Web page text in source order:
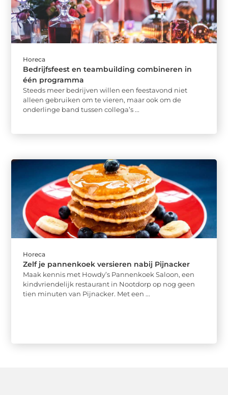
Horeca
Bedrijfsfeest en teambuilding combineren in
één programma
Steeds meer bedrijven willen een feestavond niet
alleen gebruiken om te vieren, maar ook om de
onderlinge band tussen collega’s ...
Horeca
Zelf je pannenkoek versieren nabij Pijnacker
Maak kennis met Howdy’s Pannenkoek Saloon, een
kindvriendelijk restaurant in Nootdorp op nog geen
tien minuten van Pijnacker. Met een ...